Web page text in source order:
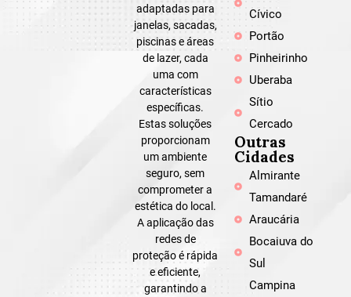
adaptadas para
janelas, sacadas,
piscinas e áreas
de lazer, cada
uma com
características
específicas.
Estas soluções
proporcionam
um ambiente
seguro, sem
comprometer a
estética do local.
A aplicação das
redes de
proteção é rápida
e eficiente,
garantindo a
Cívico
Portão
Pinheirinho
Uberaba
Sítio
Cercado
Outras
Cidades
Almirante
Tamandaré
Araucária
Bocaiuva do
Sul
Campina